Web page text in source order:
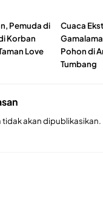
Pemuda di
Korban
Love
Cuaca
Pohon di
Tumbang
tidak akan dipublikasikan.